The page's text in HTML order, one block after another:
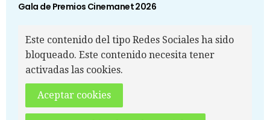
Gala de Premios Cinemanet 2026
Este contenido del tipo Redes Sociales ha sido
bloqueado. Este contenido necesita tener
activadas las cookies.
Aceptar cookies